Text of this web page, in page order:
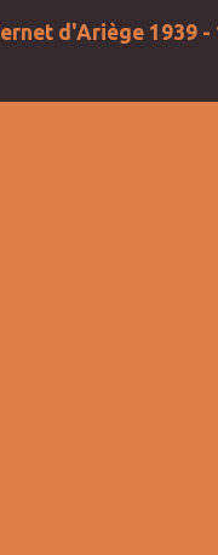
d'Ariège 1939 -